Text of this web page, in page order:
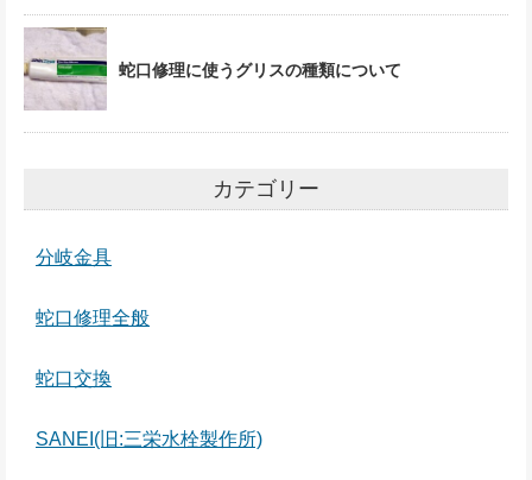
蛇口修理に使うグリスの種類について
カテゴリー
分岐金具
蛇口修理全般
蛇口交換
SANEI(旧:三栄水栓製作所)